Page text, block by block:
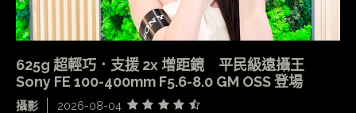
625g 超輕巧．支援 2x 增距鏡 平民級遠攝王
Sony FE 100-400mm F5.6-8.0 GM OSS 登場
攝影 2026-08-04